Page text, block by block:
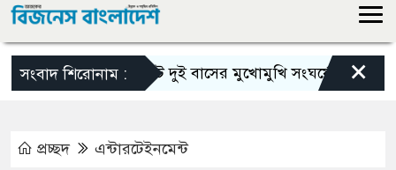
সংবাদ শিরোনাম :সিলেটে দুই বাসের মুখোমুখি সংঘর্ষে নিহত বেড়ে ৯
×
প্রচ্ছদ এন্টারটেইনমেন্ট